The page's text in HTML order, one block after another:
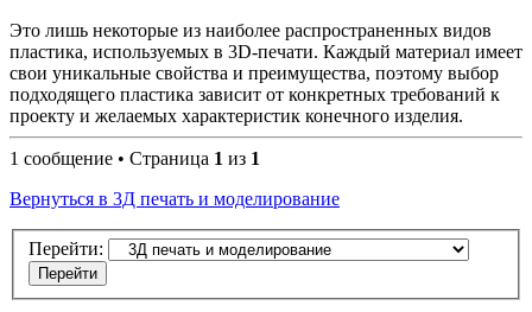
Это лишь некоторые из наиболее распространенных видов
пластика, используемых в 3D-печати. Каждый материал имеет
свои уникальные свойства и преимущества, поэтому выбор
подходящего пластика зависит от конкретных требований к
проекту и желаемых характеристик конечного изделия.
1 сообщение • Страница 1 из 1
Вернуться в 3Д печать и моделирование
Перейти: